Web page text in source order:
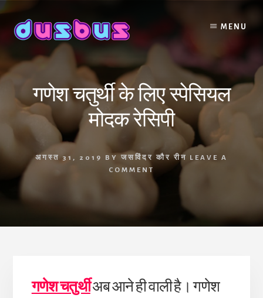
content
MENU
गणेश चतुर्थी के लिए स्पेसियल
मोदक रेसिपी
अगस्त 31, 2019 BY जसविंदर कौर रीन
LEAVE A
COMMENT
गणेश चतुर्थीअब आने ही वाली है। गणेश